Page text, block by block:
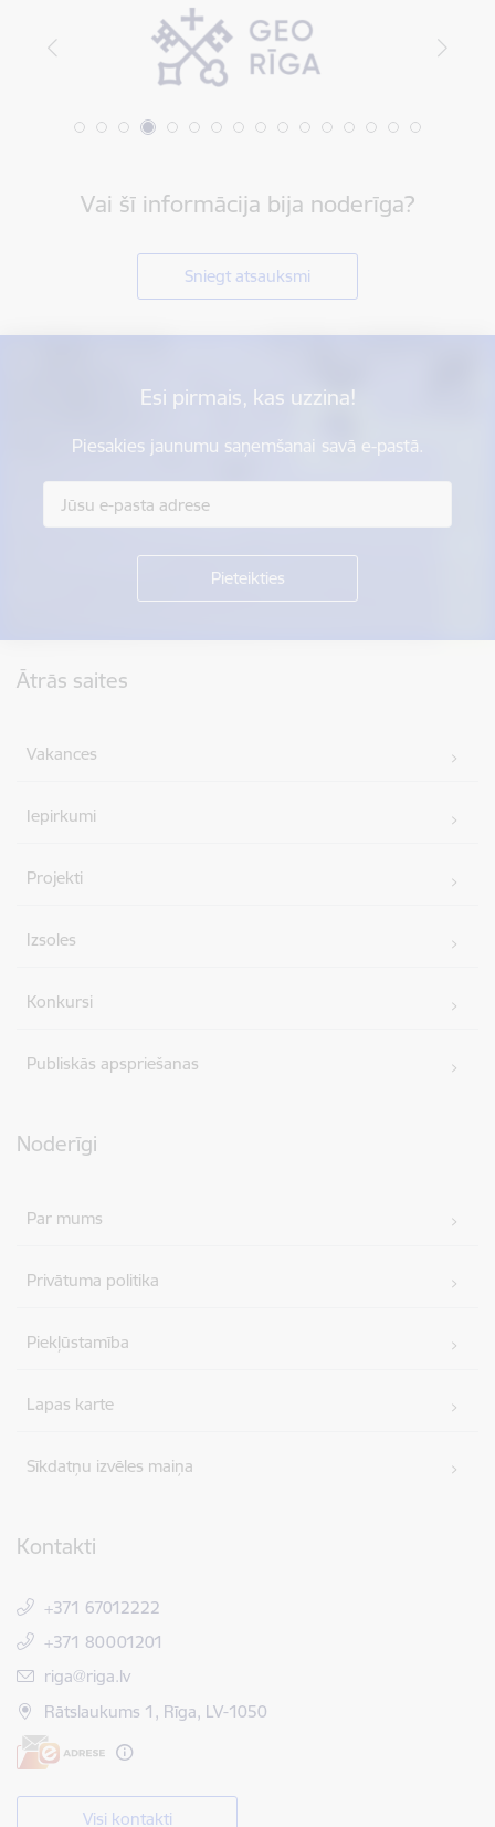
Vai šī informācija bija noderīga?
Sniegt atsauksmi
Esi pirmais, kas uzzina!
Piesakies jaunumu saņemšanai savā e-pastā.
Ātrās saites
Vakances
Iepirkumi
Projekti
Izsoles
Konkursi
Publiskās apspriešanas
Noderīgi
Par mums
Privātuma politika
Piekļūstamība
Lapas karte
Sīkdatņu izvēles maiņa
Kontakti
+371 67012222
+371 80001201
E-pasts:
riga@riga.lv
Rātslaukums 1, Rīga, LV-1050
Visi kontakti